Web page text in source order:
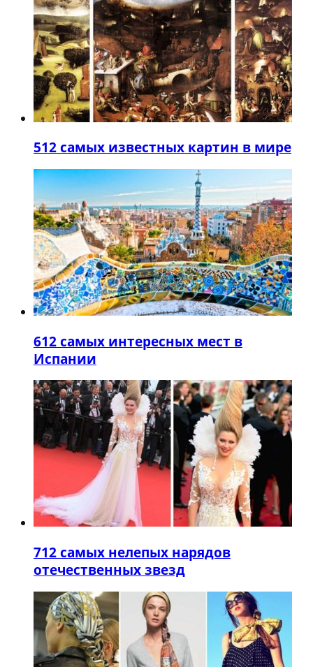
512 самых известных картин в мире
612 самых интересных мест в
Испании
712 самых нелепых нарядов
отечественных звезд